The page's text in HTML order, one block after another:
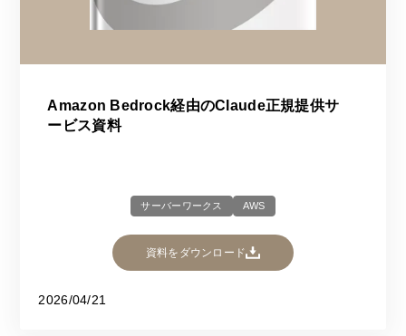
Amazon Bedrock経由のClaude正規提供サ
ービス資料
サーバーワークス AWS
資料をダウンロード
2026/04/21